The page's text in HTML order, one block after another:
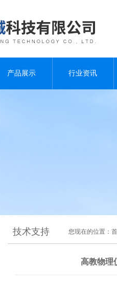
产品展示 行业资讯
技术支持 您现在的位置：
高教物理